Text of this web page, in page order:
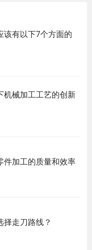
该有以下7个方面的
机械加工工艺的创新
件加工的质量和效率
择走刀路线？